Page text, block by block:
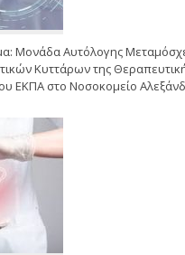
Μονάδα Αυτόλογης
Κυττάρων της
ΕΚΠΑ στο Νοσοκομείο